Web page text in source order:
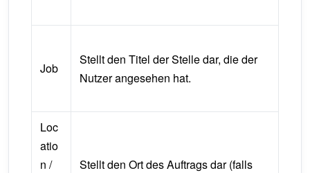
Job
Stellt den Titel der Stelle dar, die der
Nutzer angesehen hat.
Loc
atio
n /
Stellt den Ort des Auftrags dar (falls